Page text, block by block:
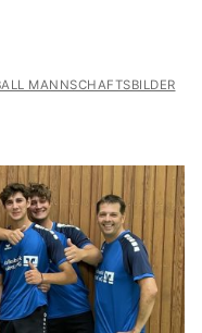
MANNSCHAFTSBILDER